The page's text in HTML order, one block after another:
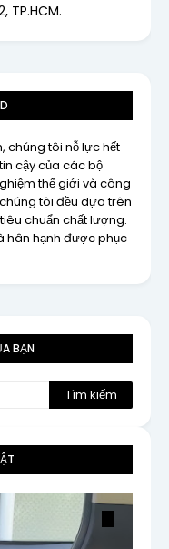
TP.HCM.
chúng tôi nỗ lực hết
cậy của các bộ
thế giới và công
tôi đều dựa trên
chuẩn chất lượng.
hân hạnh được phục
BẠN